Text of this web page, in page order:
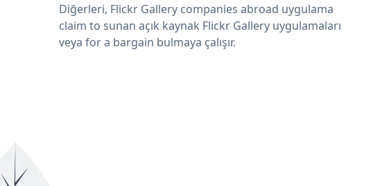
Diğerleri, Flickr Gallery companies abroad uygulama
claim to sunan açık kaynak Flickr Gallery uygulamaları
veya for a bargain bulmaya çalışır.